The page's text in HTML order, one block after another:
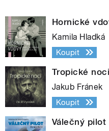
Hornické
Kamila Hladká
Koupit
Tropické noci
Jakub Fránek
Koupit
Válečný pilot